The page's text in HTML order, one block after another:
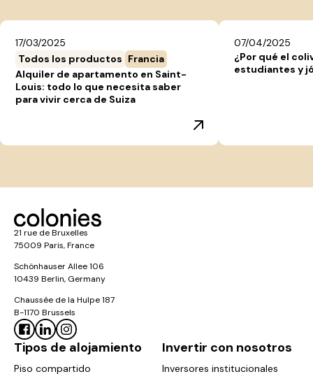
17/03/2025
Todos los productos Francia
Alquiler de apartamento en Saint-
Louis: todo lo que necesita saber
para vivir cerca de Suiza
07/04/2025
¿Por qué el
estudiantes y
21 rue de Bruxelles
75009 Paris, France
Schönhauser Allee 106
10439 Berlin, Germany
Chaussée de la Hulpe 187
B-1170 Brussels
Tipos de alojamiento
Piso compartido
Invertir con nosotros
Inversores institucionales